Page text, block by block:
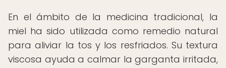
En el ámbito de la medicina tradicional, la
miel ha sido utilizada como remedio natural
para aliviar la tos y los resfriados. Su textura
viscosa ayuda a calmar la garganta irritada,